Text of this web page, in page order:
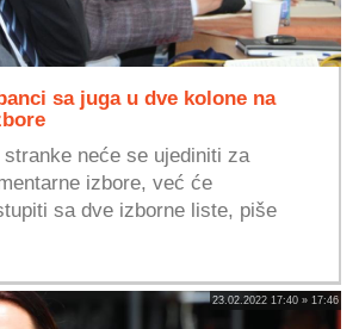
sa juga u dve kolone na
neće se ujediniti za
izbore, već će
sa dve izborne liste, piše
23.02.2022 17:40 » 17:46